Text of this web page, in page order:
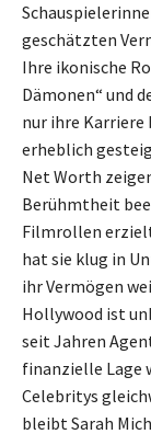
geschätzten
Ihre ikonische
Dämonen“ und
nur ihre
erheblich
Net Worth
Berühmtheit
Filmrollen
hat sie klug in
ihr Vermögen
Hollywood ist
seit Jahren
finanzielle Lage
Celebritys
bleibt Sarah